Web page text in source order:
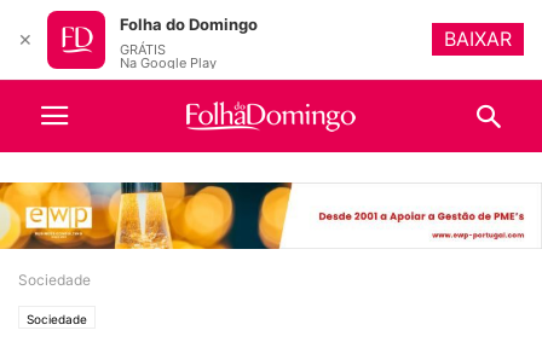
Sociedade
Sociedade
✕
Folha do Domingo
GRÁTIS
Na Google Play
BAIXAR